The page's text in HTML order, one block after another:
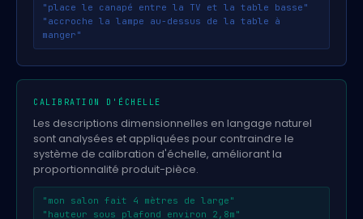
"place le canapé entre la TV et la table basse"
"accroche la lampe au-dessus de la table à
manger"
CALIBRATION D'ÉCHELLE
Les descriptions dimensionnelles en langage naturel
sont analysées et appliquées pour contraindre le
système de calibration d'échelle, améliorant la
proportionnalité produit-pièce.
"mon salon fait 4 mètres de large"
"hauteur sous plafond environ 2,8m"